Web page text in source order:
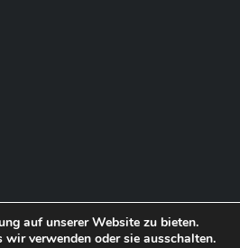
auf unserer Website zu bieten.
verwenden oder sie ausschalten.